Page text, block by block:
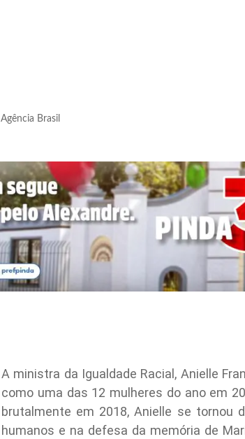
Brasil
A ministra da Igualdade Racial, Anielle
como uma das 12 mulheres do ano em
brutalmente em 2018, Anielle se
humanos e na defesa da memória de